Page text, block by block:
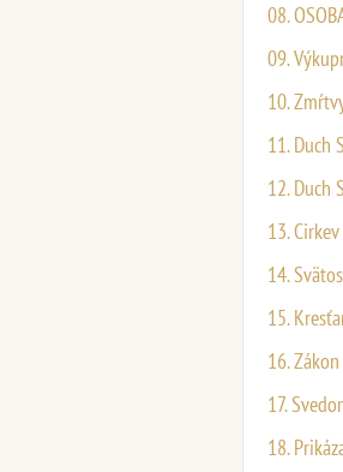
08.
09.
10.
11. Duch
12. Duch
13.
14.
15.
16.
17.
18.